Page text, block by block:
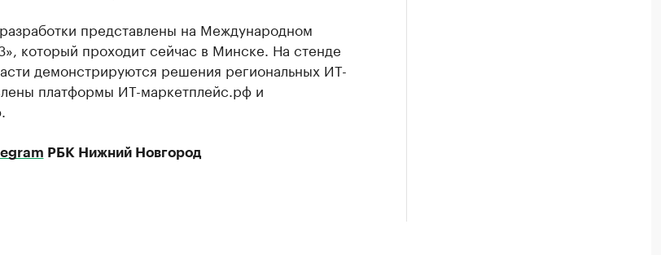
представлены на Международном
который проходит сейчас в Минске. На стенде
демонстрируются решения региональных ИТ-
платформы ИТ-маркетплейс.рф и
РБК Нижний Новгород